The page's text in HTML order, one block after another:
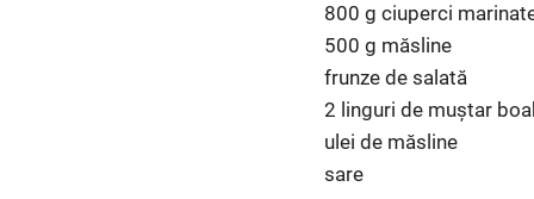
800 g ciuperci
500 g măsline
frunze de salată
2 linguri de muștar
ulei de măsline
sare